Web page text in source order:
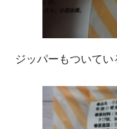
ジッパーもついてい